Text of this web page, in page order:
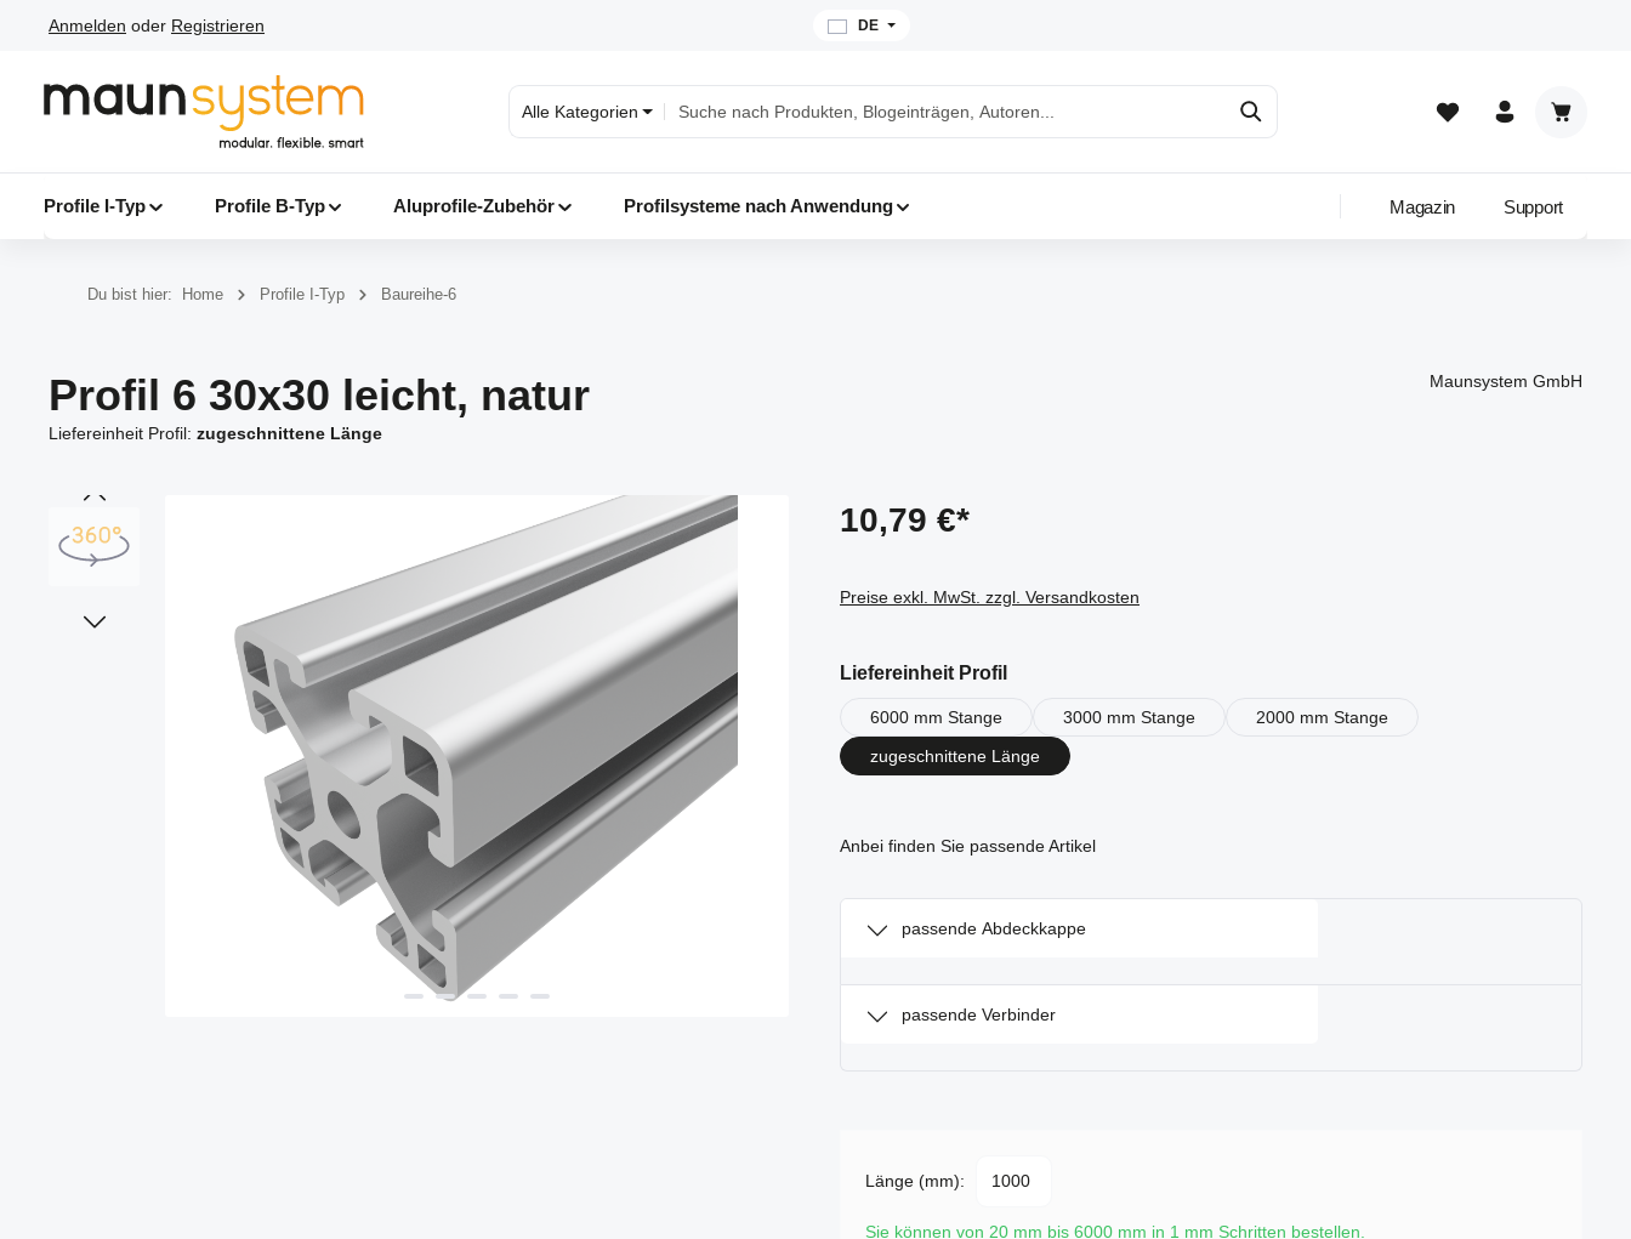
Hauptinhalt springen
Zur Suche springen
Zur Hauptnavigation springen
Anmelden oder Registrieren DE
Alle Kategorien
Profile I-Typ Profile B-Typ Aluprofile-Zubehör Profilsysteme nach Anwendung Magazin Support
Du bist hier: Home Profile I-Typ Baureihe-6
Profil 6 30x30 leicht, natur
Liefereinheit Profil: zugeschnittene Länge
Maunsystem GmbH
10,79 €*
Preise exkl. MwSt. zzgl. Versandkosten
Liefereinheit Profilauswählen
6000 mm Stange 3000 mm Stange
2000 mm Stange
zugeschnittene Länge
Anbei finden Sie passende Artikel
passende Abdeckkappe
passende Verbinder
Länge (mm):
Sie können von 20 mm bis 6000 mm in 1 mm Schritten bestellen.